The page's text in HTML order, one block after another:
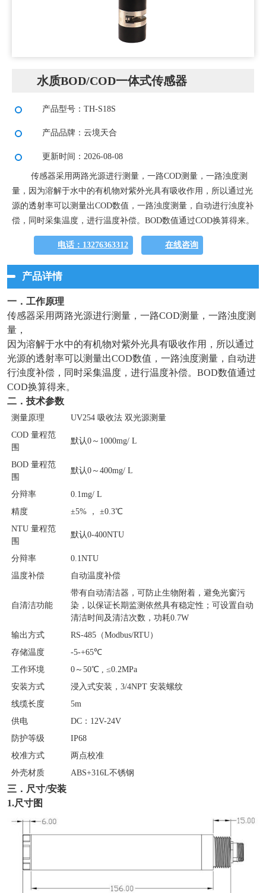
水质BOD/COD一体式传感器
产品型号：TH-S18S
产品品牌：云境天合
更新时间：2026-08-08
传感器采用两路光源进行测量，一路COD测量，一路浊度测
量，因为溶解于水中的有机物对紫外光具有吸收作用，所以通过光
源的透射率可以测量出COD数值，一路浊度测量，自动进行浊度补
偿，同时采集温度，进行温度补偿。BOD数值通过COD换算得来。
电话：13276363312 在线咨询
产品详情
一．工作原理
传感器采用两路光源进行测量，一路COD测量，一路浊度测
量，
因为溶解于水中的有机物对紫外光具有吸收作用，所以通过
光源的透射率可以测量出COD数值，一路浊度测量，自动进
行浊度补偿，同时采集温度，进行温度补偿。BOD数值通过
COD换算得来。
二．技术参数
测量原理
UV254 吸收法 双光源测量
COD 量程范
围
默认0～1000mg/ L
BOD 量程范
围
默认0～400mg/ L
分辩率
0.1mg/ L
精度
±5% ， ±0.3℃
NTU 量程范
围
默认0-400NTU
分辩率
0.1NTU
温度补偿
自动温度补偿
自清洁功能
带有自动清洁器，可防止生物附着，避免光窗污
染，以保证长期监测依然具有稳定性；可设置自动
清洁时间及清洁次数，功耗0.7W
输出方式
RS-485（Modbus/RTU）
存储温度
-5-+65℃
工作环境
0～50℃ , ≤0.2MPa
安装方式
浸入式安装，3/4NPT 安装螺纹
线缆长度
5m
供电
DC：12V-24V
防护等级
IP68
校准方式
两点校准
外壳材质
ABS+316L不锈钢
三．尺寸/安装
1.尺寸图